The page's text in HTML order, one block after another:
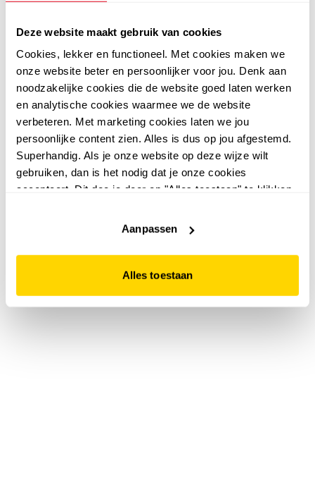
Deze website maakt gebruik van cookies
Cookies, lekker en functioneel. Met cookies maken we
onze website beter en persoonlijker voor jou. Denk aan
noodzakelijke cookies die de website goed laten werken
en analytische cookies waarmee we de website
verbeteren. Met marketing cookies laten we jou
persoonlijke content zien. Alles is dus op jou afgestemd.
Superhandig. Als je onze website op deze wijze wilt
gebruiken, dan is het nodig dat je onze cookies
accepteert. Dit doe je door op "Alles toestaan" te klikken.
website niet optimaal functioneert.
Aanpassen
Alles toestaan